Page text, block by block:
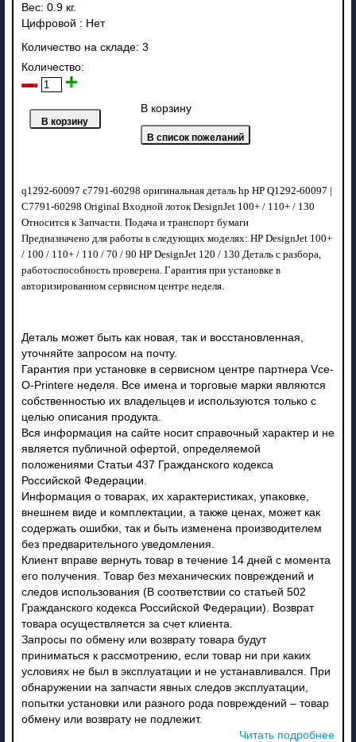
Вес: 0.9 кг.
Цифровой : Нет
Количество на складе: 3
Количество:
В корзину
q1292-60097 c7791-60298 оригинальная деталь hp HP Q1292-60097 |
C7791-60298 Original Входной лоток DesignJet 100+ / 110+ / 130
Относится к Запчасти. Подача и транспорт бумаги
Предназначено для работы в следующих моделях: HP DesignJet 100+
/ 100 / 110+ / 110 / 70 / 90 HP DesignJet 120 / 130 Деталь с разбора,
работоспособность проверена. Гарантия при установке в
авторизированном сервисном центре неделя.
Деталь может быть как новая, так и восстановленная,
уточняйте запросом на почту.
Гарантия при установке в сервисном центре партнера Vce-
O-Printere неделя. Все имена и торговые марки являются
собственностью их владельцев и используются только с
целью описания продукта.
Вся информация на сайте носит справочный характер и не
является публичной офертой, определяемой
положениями Статьи 437 Гражданского кодекса
Российской Федерации.
Информация о товарах, их характеристиках, упаковке,
внешнем виде и комплектации, а также ценах, может как
содержать ошибки, так и быть изменена производителем
без предварительного уведомления.
Клиент вправе вернуть товар в течение 14 дней с момента
его получения. Товар без механических повреждений и
следов использования (В соответствии со статьей 502
Гражданского кодекса Российской Федерации). Возврат
товара осуществляется за счет клиента.
Запросы по обмену или возврату товара будут
приниматься к рассмотрению, если товар ни при каких
условиях не был в эксплуатации и не устанавливался. При
обнаружении на запчасти явных следов эксплуатации,
попытки установки или разного рода повреждений – товар
обмену или возврату не подлежит.
Читать подробнее